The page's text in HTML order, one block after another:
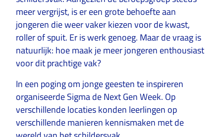
meer vergrijst, is er een grote behoefte aan
jongeren die weer vaker kiezen voor de kwast,
roller of spuit. Er is werk genoeg. Maar de vraag is
natuurlijk: hoe maak je meer jongeren enthousiast
voor dit prachtige vak?
In een poging om jonge geesten te inspireren
organiseerde Sigma de Next Gen Week. Op
verschillende locaties konden leerlingen op
verschillende manieren kennismaken met de